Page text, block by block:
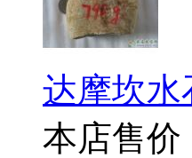
达摩坎水
本店售价